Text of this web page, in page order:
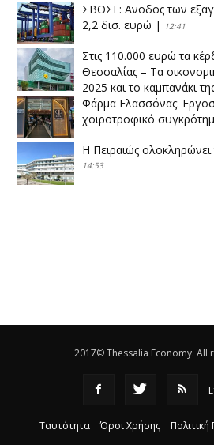
ΣΒΘΣΕ: Aνοδος των
2,2 δισ. ευρώ | 12:41
Στις 110.000 ευρώ τα
Θεσσαλίας – Τα
2025 και το καμπανάκι
Φάρμα Ελασσόνας:
χοιροτροφικό
Η Πειραιώς
14:53
2017© Thessalia Economy. All
Ταυτότητα Όροι Χρήσης